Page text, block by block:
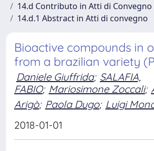
14.d Contributo in Atti di Convegno
14.d.1 Abstract in Atti di convegno
Bioactive compounds in
from a brazilian variety
Daniele Giuffrida; SALAFIA,
FABIO; Mariosimone Zoccali;
Arigò; Paola Dugo; Luigi
2018-01-01